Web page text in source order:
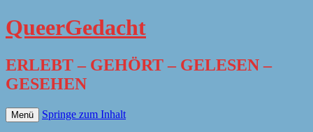
QueerGedacht
ERLEBT – GEHÖRT – GELESEN –
GESEHEN
Menü Springe zum Inhalt